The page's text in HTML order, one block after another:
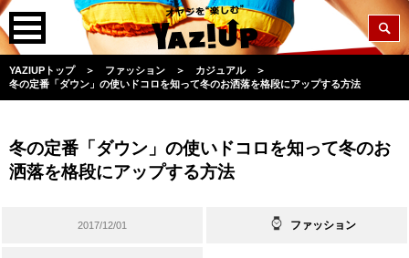
YAZIUPトップ ＞ ファッション ＞ カジュアル
＞
冬の定番「ダウン」の使いドコロを知って冬のお洒落を格段にアップする方法
冬の定番「ダウン」の使いドコロを知って冬のお
洒落を格段にアップする方法
2017/12/01 ファッション